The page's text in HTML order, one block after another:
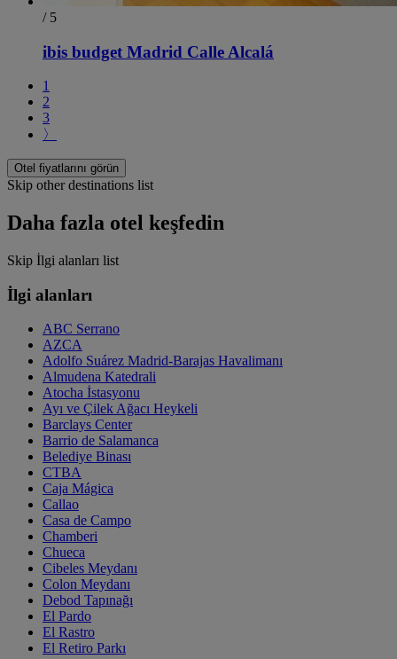
/ 5
ibis budget Madrid Calle Alcalá
1
2
3
〉
Otel fiyatlarını görün
Skip other destinations list
Daha fazla otel keşfedin
Skip İlgi alanları list
İlgi alanları
ABC Serrano
AZCA
Adolfo Suárez Madrid-Barajas Havalimanı
Almudena Katedrali
Atocha İstasyonu
Ayı ve Çilek Ağacı Heykeli
Barclays Center
Barrio de Salamanca
Belediye Binası
CTBA
Caja Mágica
Callao
Casa de Campo
Chamberi
Chueca
Cibeles Meydanı
Colon Meydanı
Debod Tapınağı
El Pardo
El Rastro
El Retiro Parkı